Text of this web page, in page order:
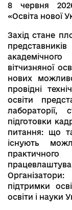
8 червня
«Освіта нової
Захід стане
вітчизняної
нових
провідні
освіти
лабораторії,
підготовки
питання: що
існують
підтримки
освіти і науки